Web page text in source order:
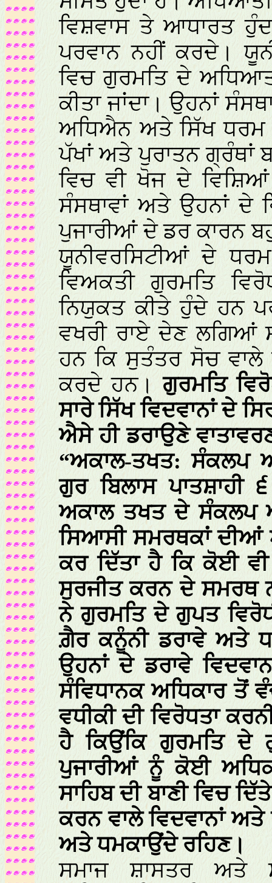
ਵਿਸ਼ਵਾਸ ਤੇ ਆਧਾਰਤ
ਪਰਵਾਨ ਨਹੀਂ ਕਰਦੇ।
ਵਿਚ ਗੁਰਮਤਿ ਦੇ
ਕੀਤਾ ਜਾਂਦਾ। ਉਹਨਾਂ
ਅਧਿਐਨ ਅਤੇ ਸਿੱਖ ਧਰਮ
ਪੱਖਾਂ ਅਤੇ ਪੁਰਾਤਨ ਗ੍ਰੰਥਾਂ
ਵਿਚ ਵੀ ਖੋਜ ਦੇ
ਸੰਸਥਾਵਾਂ ਅਤੇ ਉਹਨਾਂ ਦੇ
ਪੁਜਾਰੀਆਂ ਦੇ ਡਰ ਕਾਰਨ
ਯੂਨੀਵਰਸਿਟੀਆਂ ਦੇ
ਵਿਅਕਤੀ ਗੁਰਮਤਿ
ਨਿਯੁਕਤ ਕੀਤੇ ਹੁੰਦੇ ਹਨ
ਵਖਰੀ ਰਾਏ ਦੇਣ ਲਗਿਆਂ
ਹਨ ਕਿ ਸੁਤੰਤਰ ਸੋਚ ਵਾਲੇ
ਕਰਦੇ ਹਨ।ਗੁਰਮਤਿ
ਸਾਰੇ ਸਿੱਖ ਵਿਦਵਾਨਾਂ ਦੇ
ਐਸੇ ਹੀ ਡਰਾਉਣੇ
“ਅਕਾਲ-ਤਖਤ: ਸੰਕਲਪ
ਗੁਰ ਬਿਲਾਸ
ਅਕਾਲ ਤਖਤ ਦੇ ਸੰਕਲਪ
ਸਿਆਸੀ ਸਮਰਥਕਾਂ ਦੀਆਂ
ਕਰ ਦਿੱਤਾ ਹੈ ਕਿ ਕੋਈ
ਸੁਰਜੀਤ ਕਰਨ ਦੇ ਸਮਰਥ
ਨੇ ਗੁਰਮਤਿ ਦੇ ਗੁਪਤ
ਗ਼ੈਰ ਕਨੂੰਨੀ ਡਰਾਵੇ ਅਤੇ
ਉਹਨਾਂ ਦੇ ਡਰਾਵੇ
ਸੰਵਿਧਾਨਕ ਅਧਿਕਾਰ ਤੋਂ
ਵਧੀਕੀ ਦੀ ਵਿਰੋਧਤਾ
ਹੈ ਕਿਉਂਕਿ ਗੁਰਮਤਿ ਦੇ
ਪੁਜਾਰੀਆਂ ਨੂੰ ਕੋਈ
ਸਾਹਿਬ ਦੀ ਬਾਣੀ ਵਿਚ
ਕਰਨ ਵਾਲੇ ਵਿਦਵਾਨਾਂ
ਅਤੇ ਧਮਕਾਉਂਦੇ ਰਹਿਣ।
ਸਮਾਜ ਸ਼ਾਸਤਰ ਅਤੇ